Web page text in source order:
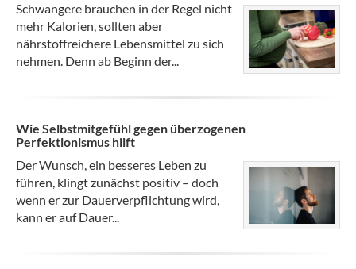
Schwangere brauchen in der Regel nicht
mehr Kalorien, sollten aber
nährstoffreichere Lebensmittel zu sich
nehmen. Denn ab Beginn der...
Wie Selbstmitgefühl gegen überzogenen
Perfektionismus hilft
Der Wunsch, ein besseres Leben zu
führen, klingt zunächst positiv – doch
wenn er zur Dauerverpflichtung wird,
kann er auf Dauer...